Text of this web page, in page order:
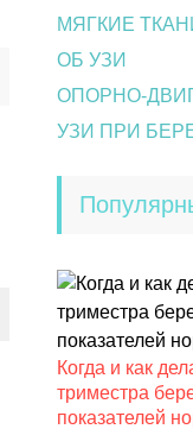
МЯГКИЕ
ОБ УЗИ
ОПОРНО-
УЗИ ПРИ
Когда и как
триместра
показателей